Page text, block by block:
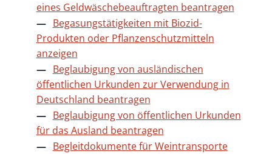
eines Geldwäschebeauftragten beantragen
Begasungstätigkeiten mit Biozid-
Produkten oder Pflanzenschutzmitteln
anzeigen
Beglaubigung von ausländischen
öffentlichen Urkunden zur Verwendung in
Deutschland beantragen
Beglaubigung von öffentlichen Urkunden
für das Ausland beantragen
Begleitdokumente für Weintransporte